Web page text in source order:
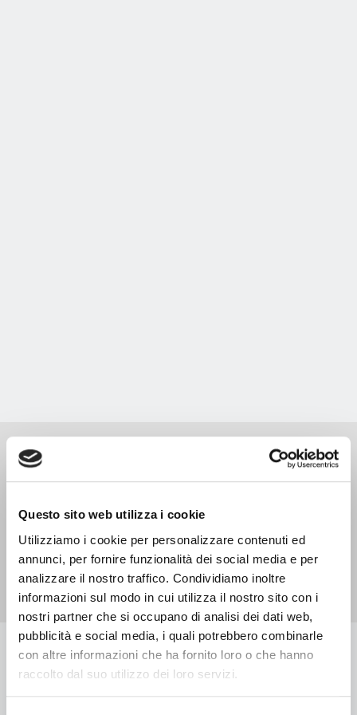
Questo sito web utilizza i cookie
Utilizziamo i cookie per personalizzare contenuti ed
annunci, per fornire funzionalità dei social media e per
analizzare il nostro traffico. Condividiamo inoltre
informazioni sul modo in cui utilizza il nostro sito con i
nostri partner che si occupano di analisi dei dati web,
pubblicità e social media, i quali potrebbero combinarle
con altre informazioni che ha fornito loro o che hanno
raccolto dal suo utilizzo dei loro servizi.